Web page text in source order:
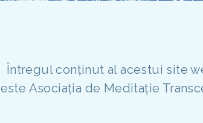
Întregul conținut al acestui site
este Asociația de Meditație